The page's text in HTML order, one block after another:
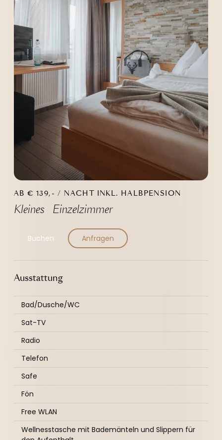
----
----
AB € 139,- / NACHT INKL. HALBPENSION
Kleines Einzelzimmer
Buchen Anfragen
Ausstattung
Bad/Dusche/WC
Sat-TV
Radio
Telefon
Safe
Fön
Free WLAN
Wellnesstasche mit Bademänteln und Slippern für